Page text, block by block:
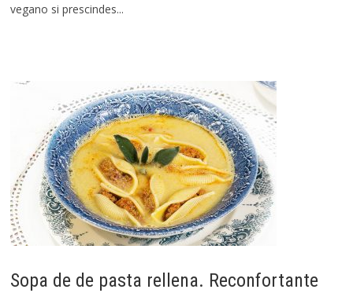
vegano si prescindes...
Sopa de de pasta rellena. Reconfortante